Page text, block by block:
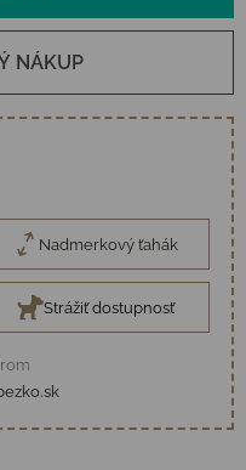
NÁKUP
Nadmerkový ťahák
Strážiť dostupnosť